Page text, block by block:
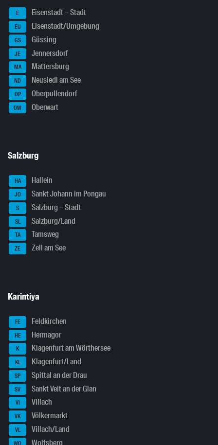
E Eisenstadt – Stadt
EU Eisenstadt/Umgebung
GS Güssing
JE Jennersdorf
MA Mattersburg
ND Neusiedl am See
OP Oberpullendorf
OW Oberwart
Salzburg
HA Hallein
JO Sankt Johann im Pongau
S Salzburg – Stadt
SL Salzburg/Land
TA Tamsweg
ZE Zell am See
Karintiya
FE Feldkirchen
HE Hermagor
K Klagenfurt am Wörthersee
KL Klagenfurt/Land
SP Spittal an der Drau
SV Sankt Veit an der Glan
VI Villach
VK Völkermarkt
VL Villach/Land
WO Wolfsberg